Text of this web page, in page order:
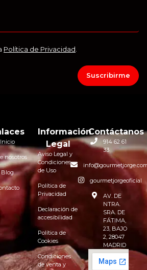
Política de Privacidad
Suscribirme
Inicio
nosotros
Blog
Información
Legal
Aviso Legal y
Condiciones
de Uso
Política de
Privacidad
Declaración de
accesibilidad
Política de
Cookies
Condiciones
de venta y
Contáctanos
914 62 61
33
gourmetjorgeoficial
AV. DE
NTRA.
SRA. DE
FÁTIMA,
23, BAJO
2, 28047
MADRID